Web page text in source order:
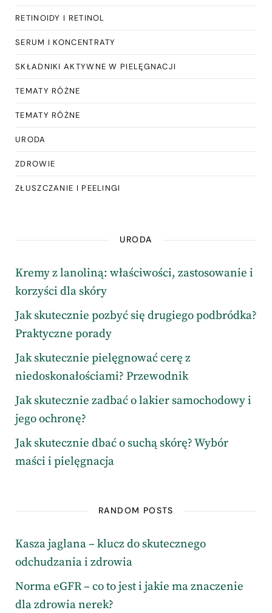
RETINOIDY I RETINOL
SERUM I KONCENTRATY
SKŁADNIKI AKTYWNE W PIELĘGNACJI
TEMATY RÓŻNE
TEMATY RÓŻNE
URODA
ZDROWIE
ZŁUSZCZANIE I PEELINGI
URODA
Kremy z lanoliną: właściwości, zastosowanie i
korzyści dla skóry
Jak skutecznie pozbyć się drugiego podbródka?
Praktyczne porady
Jak skutecznie pielęgnować cerę z
niedoskonałościami? Przewodnik
Jak skutecznie zadbać o lakier samochodowy i
jego ochronę?
Jak skutecznie dbać o suchą skórę? Wybór
maści i pielęgnacja
RANDOM POSTS
Kasza jaglana – klucz do skutecznego
odchudzania i zdrowia
Norma eGFR – co to jest i jakie ma znaczenie
dla zdrowia nerek?